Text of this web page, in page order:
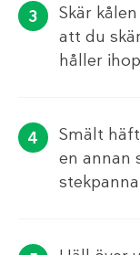
Skär
att du
håller
Smält
en annan